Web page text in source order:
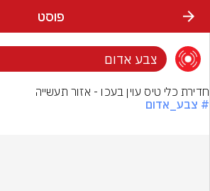
פוסט
צבע אדום
חדירת כלי טיס עוין בעכו - אזור תעשייה
# צבע_אדום